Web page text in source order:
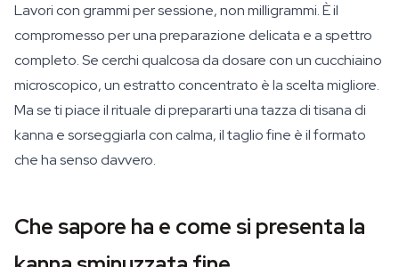
Lavori con grammi per sessione, non milligrammi. È il
compromesso per una preparazione delicata e a spettro
completo. Se cerchi qualcosa da dosare con un cucchiaino
microscopico, un estratto concentrato è la scelta migliore.
Ma se ti piace il rituale di prepararti una tazza di tisana di
kanna e sorseggiarla con calma, il taglio fine è il formato
che ha senso davvero.
Che sapore ha e come si presenta la